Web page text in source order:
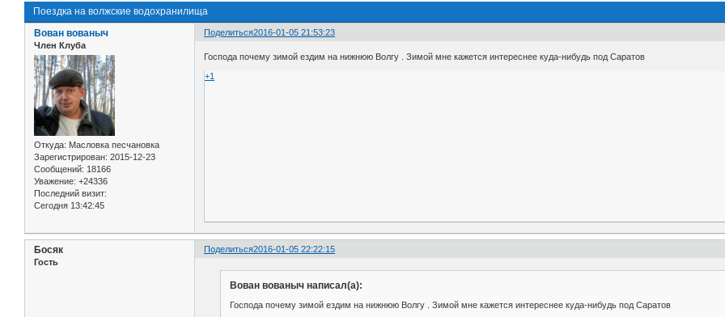
Поездка на волжские водохранилища
Поделиться2016-01-05 21:53:23
Вован вованыч
Член Клуба
Откуда: Масловка песчановка
Зарегистрирован: 2015-12-23
Сообщений: 18166
Уважение: +24336
Последний визит:
Сегодня 13:42:45
Господа почему зимой ездим на нижнюю Волгу . Зимой мне кажется интереснее куда-нибудь под Саратов
+1
Поделиться2016-01-05 22:22:15
Босяк
Гость
Вован вованыч написал(а):
Господа почему зимой ездим на нижнюю Волгу . Зимой мне кажется интереснее куда-нибудь под Саратов